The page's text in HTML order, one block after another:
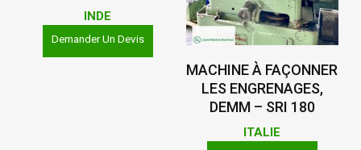
INDE
Demander Un Devis
Lire La Suite
MACHINE À FAÇONNER
LES ENGRENAGES,
DEMM – SRI 180
ITALIE